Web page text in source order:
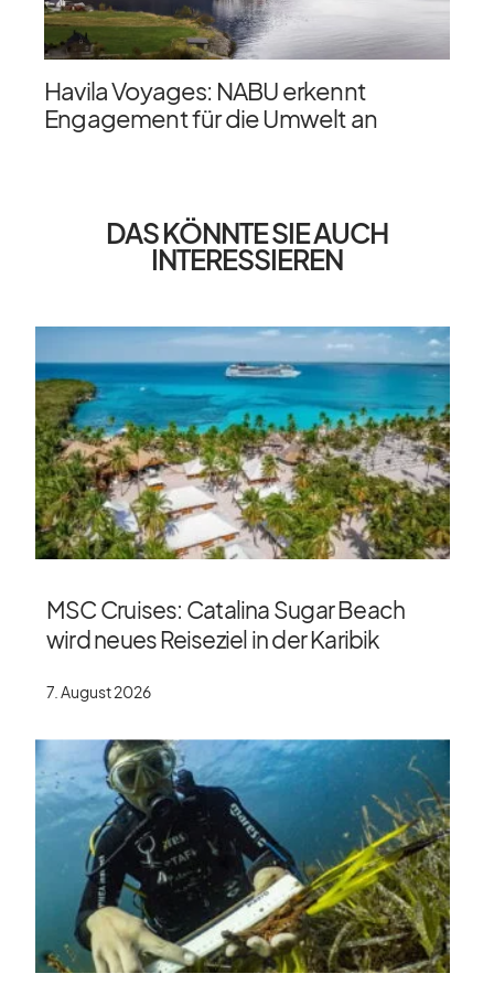
Havila Voyages: NABU erkennt
Engagement für die Umwelt an
DAS KÖNNTE SIE AUCH
INTERESSIEREN
MSC Cruises: Catalina Sugar Beach
wird neues Reiseziel in der Karibik
7. August 2026